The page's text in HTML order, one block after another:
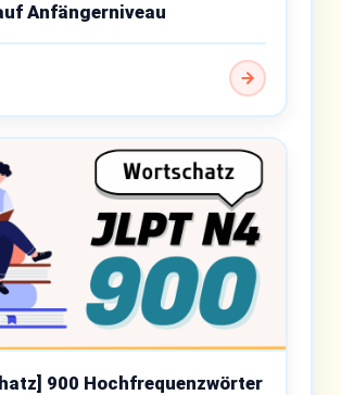
Anfängerniveau
900 Hochfrequenzwörter